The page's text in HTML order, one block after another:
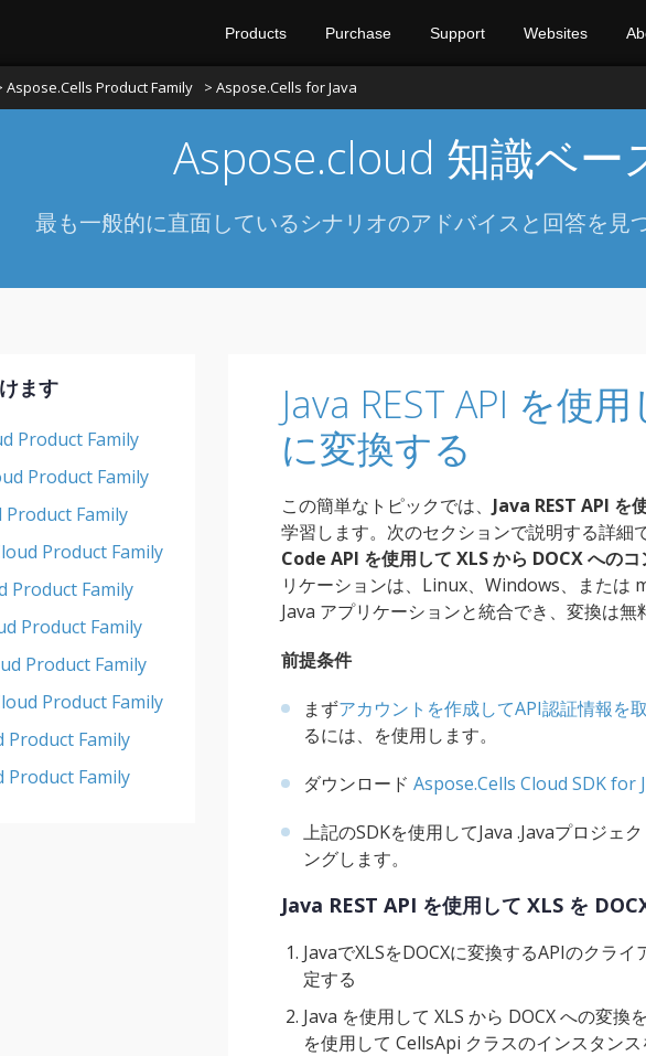
Products Purchase Support Websites
Aspose.Cells Product Family > Aspose.Cells for Java
Aspose.cloud 知識ベー
最も一般的に直面しているシナリオのアドバイスと回答を見
ます
Product Family
Product Family
Product Family
Product Family
Product Family
Product Family
Product Family
Product Family
Product Family
Product Family
Java REST API を使
に変換する
この簡単なトピックでは、 Java REST API を
学習します。次のセクションで説明する詳細
Code API を使用して XLS から DOCX への
リケーションは、Linux、Windows、または
Java アプリケーションと統合でき、変換は無
前提条件
まずアカウントを作成してAPI認証情報を
るには、を使用します。
ダウンロード Aspose.Cells Cloud SDK for
上記のSDKを使用してJava .Javaプロジェ
ングします。
Java REST API を使用して XLS を
JavaでXLSをDOCXに変換するAPIのクラ
定する
Java を使用して XLS から DOCX への変
を使用して CellsApi クラスのインスタンス